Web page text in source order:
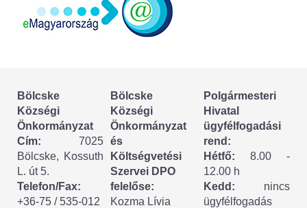
Jelölteknek
Az országgyűlési képviselők 2026. április 12-i
Bölcske
Községi
Önkormányzat
Cím: 7025
Bölcske, Kossuth
L. út 5.
Telefon/Fax:
+36-75 / 535-012
Bölcske
Községi
Önkormányzat
és
Költségvetési
Szervei DPO
felelőse:
Kozma Lívia
Polgármesteri
Hivatal
ügyfélfogadási
rend:
Hétfő: 8.00 -
12.00 h
Kedd: nincs
ügyfélfogadás